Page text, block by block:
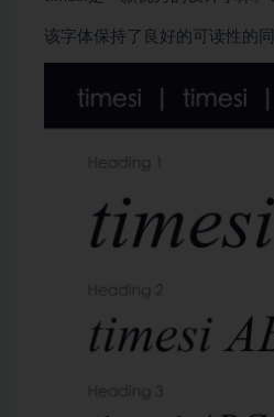
该字体保持了良好的可读性的